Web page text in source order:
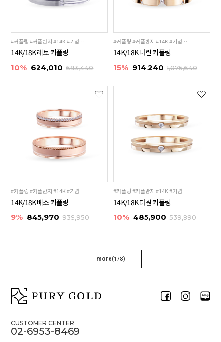
#커플링 #커플반지 #14K #기념일선물 #18K
14K/18K 레토 커플링
10% 624,010 693,440
#커플링 #커플반지 #14K #기념일선물 #18K
14K/18K 나린 커플링
15% 914,240 1,075,640
#커플링 #커플반지 #14K #기념일선물 #18K
14K/18K 베소 커플링
9% 845,970 939,950
#커플링 #커플반지 #14K #기념일선물 #18K
14K/18K 다원 커플링
10% 485,900 539,890
more(1/8)
CUSTOMER CENTER
02-6953-8469